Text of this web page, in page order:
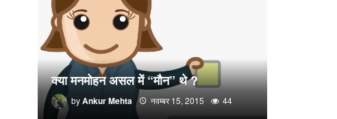
क्या मनमोहन असल में “मौन” थे ?
byAnkur Mehta नवम्बर 15, 2015 44